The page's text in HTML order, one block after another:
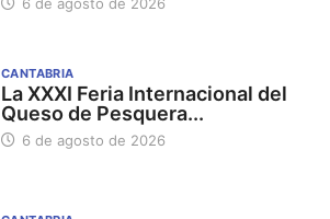
CANTABRIA
La XXXI Feria Internacional del
Queso de Pesquera...
6 de agosto de 2026